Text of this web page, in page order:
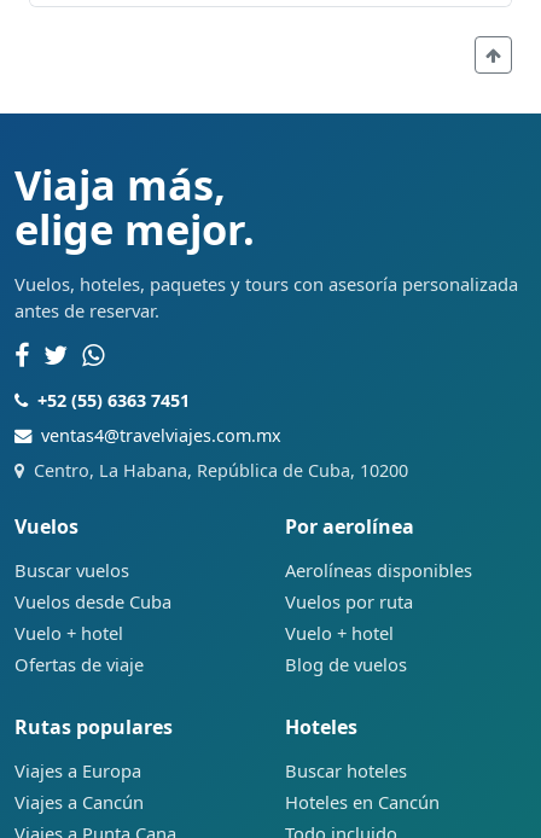
Viaja más,
elige mejor.
Vuelos, hoteles, paquetes y tours con asesoría personalizada
antes de reservar.
+52 (55) 6363 7451
ventas4@travelviajes.com.mx
Centro, La Habana, República de Cuba, 10200
Vuelos
Buscar vuelos
Vuelos desde Cuba
Vuelo + hotel
Ofertas de viaje
Por aerolínea
Aerolíneas disponibles
Vuelos por ruta
Vuelo + hotel
Blog de vuelos
Rutas populares
Viajes a Europa
Viajes a Cancún
Hoteles
Buscar hoteles
Hoteles en Cancún